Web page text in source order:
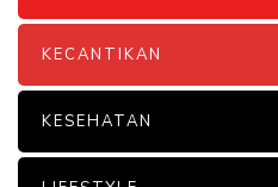
KECANTIKAN
KESEHATAN